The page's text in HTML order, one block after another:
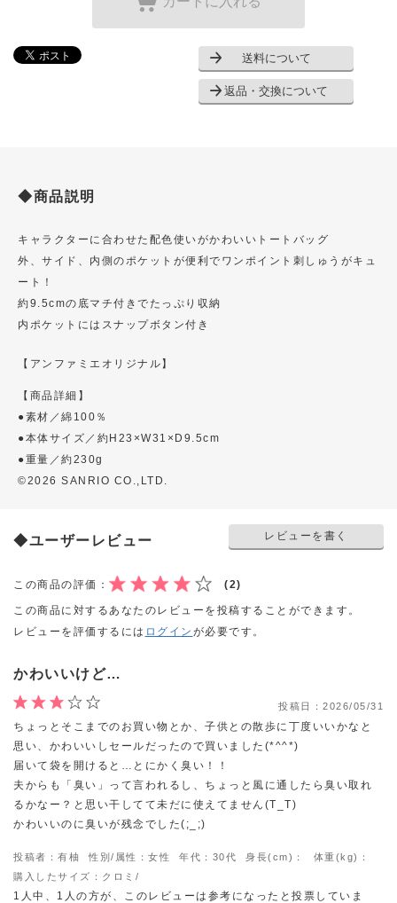
送料について
返品・交換について
◆商品説明
キャラクターに合わせた配色使いがかわいいトートバッグ
外、サイド、内側のポケットが便利でワンポイント刺しゅうがキュ
ート！
約9.5cmの底マチ付きでたっぷり収納
内ポケットにはスナップボタン付き
【アンファミエオリジナル】
【商品詳細】
●素材／綿100％
●本体サイズ／約H23×W31×D9.5cm
●重量／約230g
©2026 SANRIO CO.,LTD.
◆ユーザーレビュー レビューを書く
この商品の評価： (2)
この商品に対するあなたのレビューを投稿することができます。
レビューを評価するには ログイン が必要です。
かわいいけど…
投稿日： 2026/05/31
ちょっとそこまでのお買い物とか、子供との散歩に丁度いいかなと
思い、かわいいしセールだったので買いました(*^^*)
届いて袋を開けると…とにかく臭い！！
夫からも「臭い」って言われるし、ちょっと風に通したら臭い取れ
るかなー？と思い干してて未だに使えてません(Т_Т)
かわいいのに臭いが残念でした(;_;)
投稿者：有柚 性別/属性：女性 年代：30代 身長(cm)：
体重(kg)：
購入したサイズ：クロミ/
1人中、1人の方が、このレビューは参考になったと投票していま